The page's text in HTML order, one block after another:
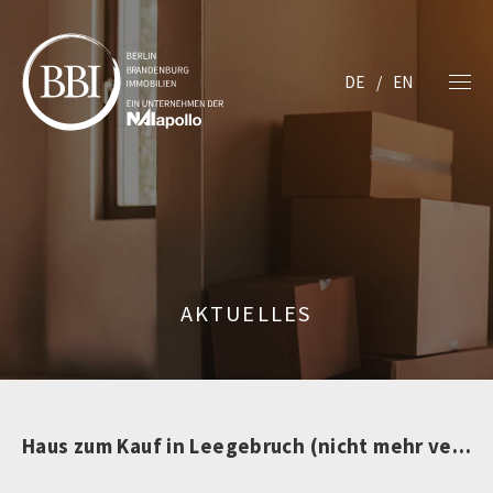
DE EN
AKTUELLES
Haus zum Kauf in Leegebruch (nicht mehr verfügbar)